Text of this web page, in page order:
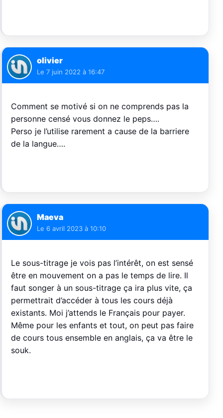
olivier
Le 7 juin 2022 à 16:47
Comment se motivé si on ne comprends pas la
personne censé vous donnez le peps….
Perso je l’utilise rarement a cause de la barriere
de la langue….
Maeva
Le 6 avril 2023 à 10:10
Le sous-titrage je vois pas l’intérêt, on est sensé
être en mouvement on a pas le temps de lire. Il
faut songer à un sous-titrage ça ira plus vite, ça
permettrait d’accéder à tous les cours déjà
existants. Moi j’attends le Français pour payer.
Même pour les enfants et tout, on peut pas faire
de cours tous ensemble en anglais, ça va être le
souk.